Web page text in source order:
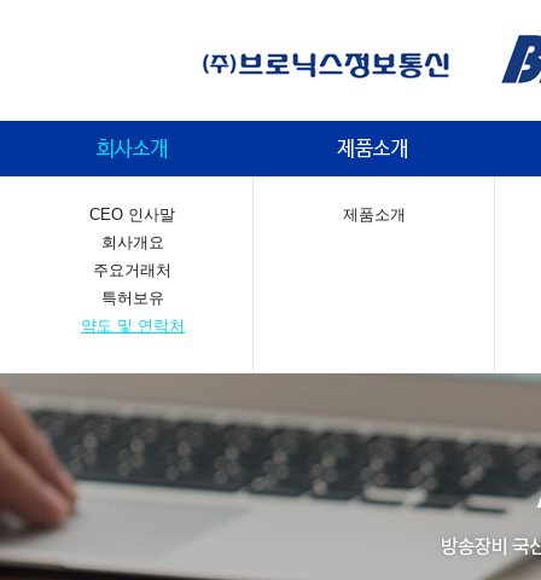
CEO 인사말
회사개요
주요거래처
특허보유
약도 및 연락처
제품소개